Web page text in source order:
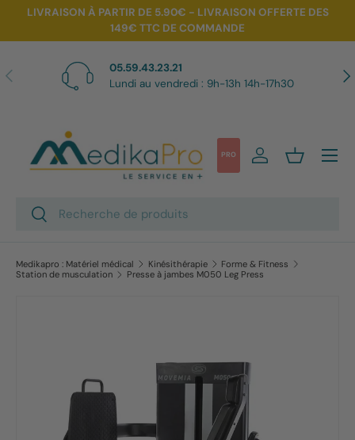
Aller au contenu
LIVRAISON À PARTIR DE 5.90€ - LIVRAISON OFFERTE DES
149€ TTC DE COMMANDE
Précédent
05.59.43.23.21
Lundi au vendredi : 9h-13h 14h-17h30
Recherche
Rechercher
PRO Se connecter
Panier
Menu
Medikapro : Matériel médical Kinésithérapie
Forme & Fitness
Station de musculation
Presse à jambes M050 Leg Press